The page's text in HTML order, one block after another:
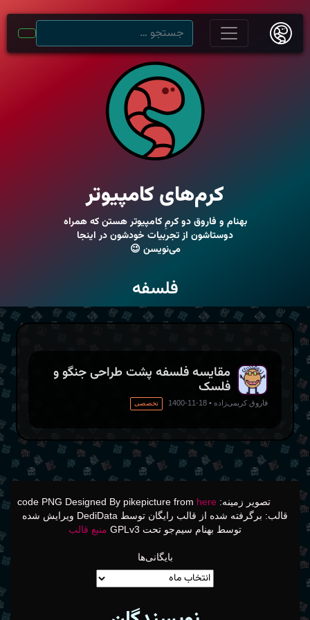
کرم‌های کامپیوتر
بهنام و فاروق دو کرمِ کامپیوتر هستن که همراه
دوستاشون از تجربیات خودشون در اینجا
می‌نویسن 😉
فلسفه
مقایسه فلسفه پشت طراحی جنگو و
فلسک
فاروق کریمی‌زاده •
18-11-1400 تخصصی
تصویر زمینه: code PNG Designed By pikepicture from here
قالب: برگرفته شده از قالب رایگان توسط DediData ویرایش شده
توسط بهنام سیم‌جو تحت GPLv3
منبع قالب
بایگانی‌ها